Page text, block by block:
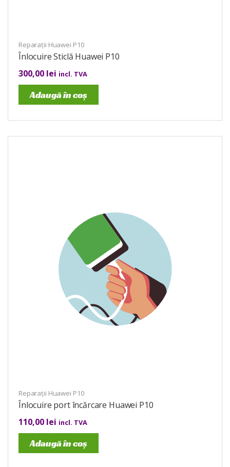
Reparații Huawei P10
Înlocuire Sticlă Huawei P10
300,00 lei incl. TVA
Adaugă în coș
Reparații Huawei P10
Înlocuire port încărcare Huawei P10
110,00 lei incl. TVA
Adaugă în coș